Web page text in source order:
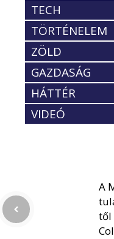
TECH
TÖRTÉNELEM
ZÖLD
GAZDASÁG
HÁTTÉR
VIDEÓ
A
től